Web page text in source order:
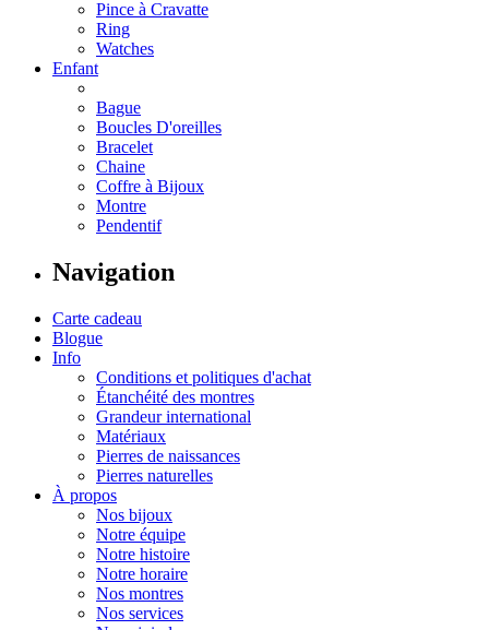
Pince à Cravatte
Ring
Watches
Enfant
Bague
Boucles D'oreilles
Bracelet
Chaine
Coffre à Bijoux
Montre
Pendentif
Navigation
Carte cadeau
Blogue
Info
Conditions et politiques d'achat
Étanchéité des montres
Grandeur international
Matériaux
Pierres de naissances
Pierres naturelles
À propos
Nos bijoux
Notre équipe
Notre histoire
Notre horaire
Nos montres
Nos services